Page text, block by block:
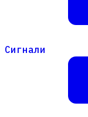
Сигнали